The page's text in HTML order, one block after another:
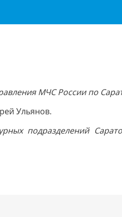
МЧС России по
Ульянов.
подразделений